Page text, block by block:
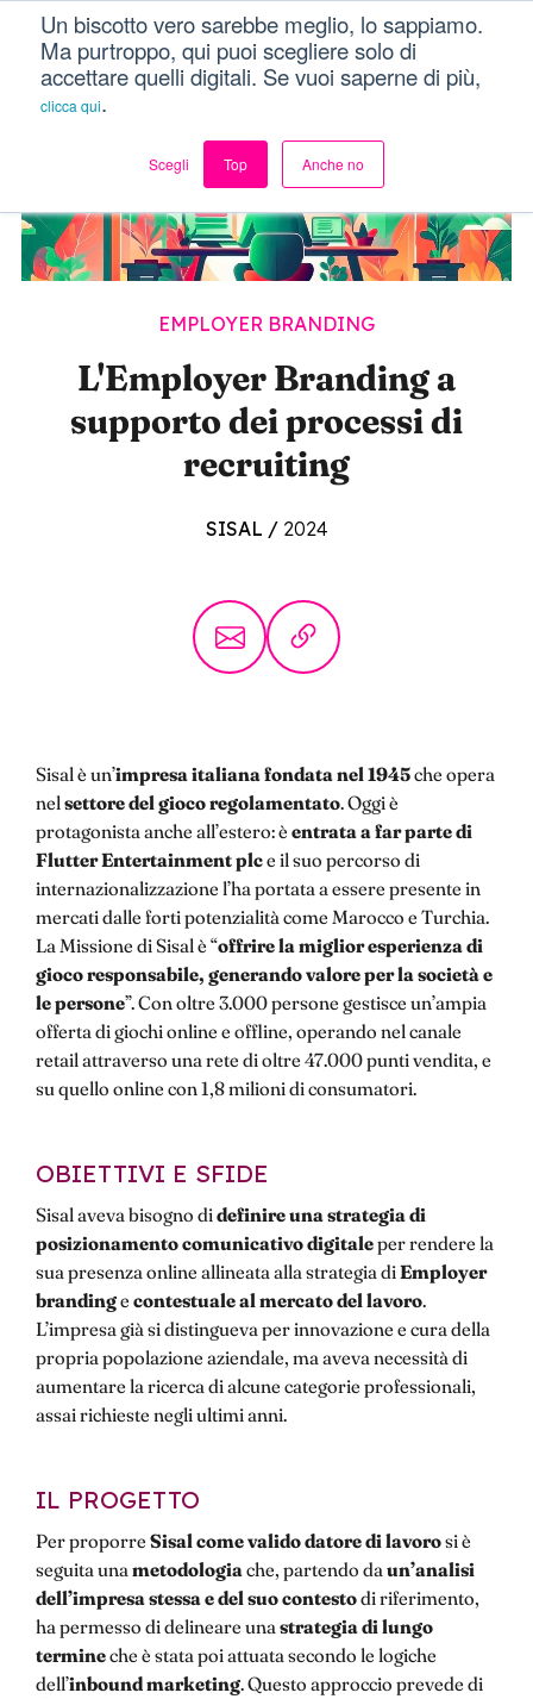
Un biscotto vero sarebbe meglio, lo sappiamo.
Ma purtroppo, qui puoi scegliere solo di
accettare quelli digitali. Se vuoi saperne di più,
clicca qui.
Scegli Top Anche no
Menu
EMPLOYER BRANDING
L'Employer Branding a
supporto dei processi di
recruiting
SISAL / 2024
Sisal è un’impresa italiana fondata nel 1945che opera
nelsettore del gioco regolamentato. Oggi è
protagonista anche all’estero: è entrata a far parte di
Flutter Entertainment plce il suo percorso di
internazionalizzazione l’ha portata a essere presente in
mercati dalle forti potenzialità come Marocco e Turchia.
La Missione di Sisal è “offrire la miglior esperienza di
gioco responsabile, generando valore per la società e
le persone”. Con oltre 3.000 persone gestisce un’ampia
offerta di giochi online e offline, operando nel canale
retail attraverso una rete di oltre 47.000 punti vendita, e
su quello online con 1,8 milioni di consumatori.
OBIETTIVI E SFIDE
Sisal aveva bisogno didefinire una strategia di
posizionamento comunicativo digitaleper rendere la
sua presenza online allineata alla strategia diEmployer
brandinge contestuale al mercato del lavoro.
L’impresa già si distingueva per innovazione e cura della
propria popolazione aziendale, ma aveva necessità di
aumentare la ricerca di alcune categorie professionali,
assai richieste negli ultimi anni.
IL PROGETTO
Per proporre Sisal come valido datore di lavorosi è
seguita unametodologiache, partendo daun’analisi
dell’impresa stessa e del suo contestodi riferimento,
ha permesso di delineare unastrategia di lungo
termineche è stata poi attuata secondo le logiche
dell’inbound marketing. Questo approccio prevede di